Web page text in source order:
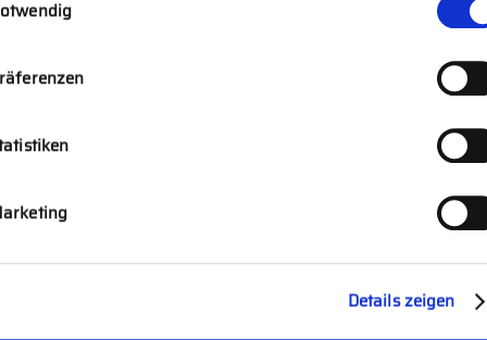
Details zeigen
ORGANIZATIONAL PERFORMANCE
Norecu Berater